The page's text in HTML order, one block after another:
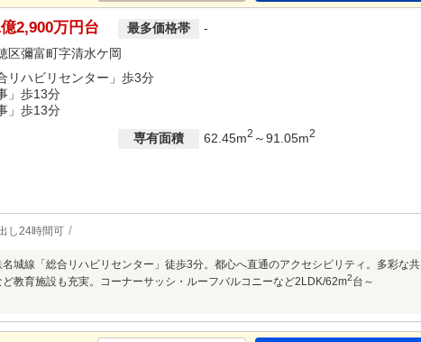
2,900万円台 最多価格帯
-
区彌富町字清水ケ岡
リハビリセンター」歩3分
」歩13分
」歩13分
専有面積 62.45m2 ～91.05m2
し24時間可
城線「総合リハビリセンター」徒歩3分。都心へ直通のアクセシビリティ。多彩な共
教育施設も充実。コーナーサッシ・ルーフバルコニーなど2LDK/62m2台～